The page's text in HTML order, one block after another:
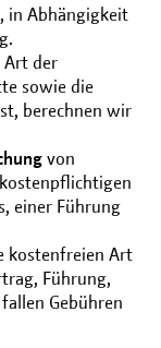
in Abhängigkeit
Art der
sowie die
berechnen wir
von
einer Führung
kostenfreien Art
Führung,
Gebühren